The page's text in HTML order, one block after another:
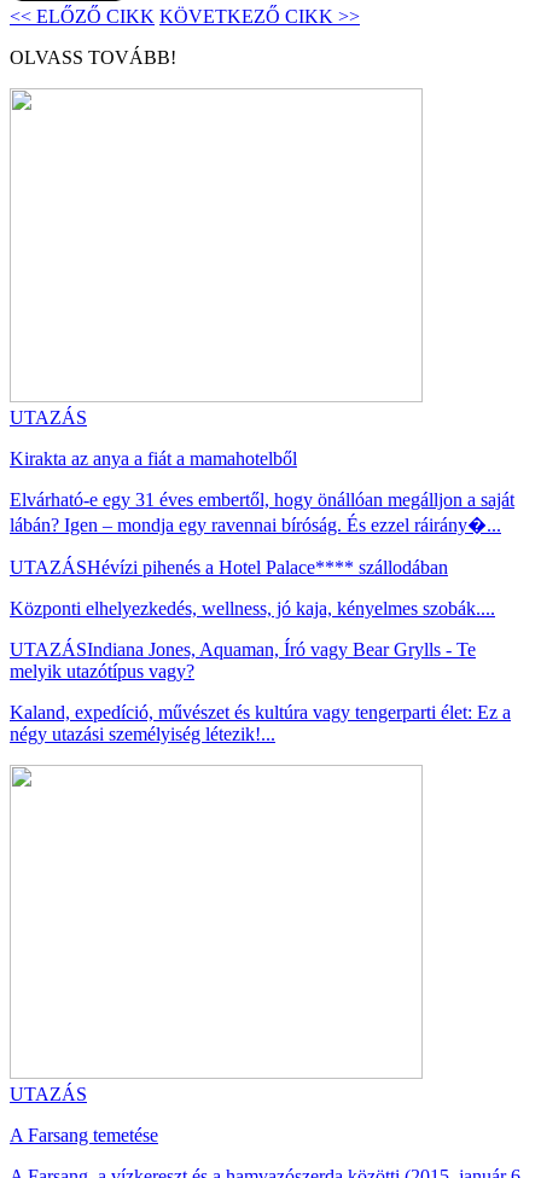
<< ELŐZŐ CIKK KÖVETKEZŐ CIKK >>
OLVASS TOVÁBB!
UTAZÁS
Kirakta az anya a fiát a mamahotelből
Elvárható-e egy 31 éves embertől, hogy önállóan megálljon a saját
lábán? Igen – mondja egy ravennai bíróság. És ezzel ráirány�...
UTAZÁSHévízi pihenés a Hotel Palace**** szállodában
Központi elhelyezkedés, wellness, jó kaja, kényelmes szobák....
UTAZÁSIndiana Jones, Aquaman, Író vagy Bear Grylls - Te
melyik utazótípus vagy?
Kaland, expedíció, művészet és kultúra vagy tengerparti élet: Ez a
négy utazási személyiség létezik!...
UTAZÁS
A Farsang temetése